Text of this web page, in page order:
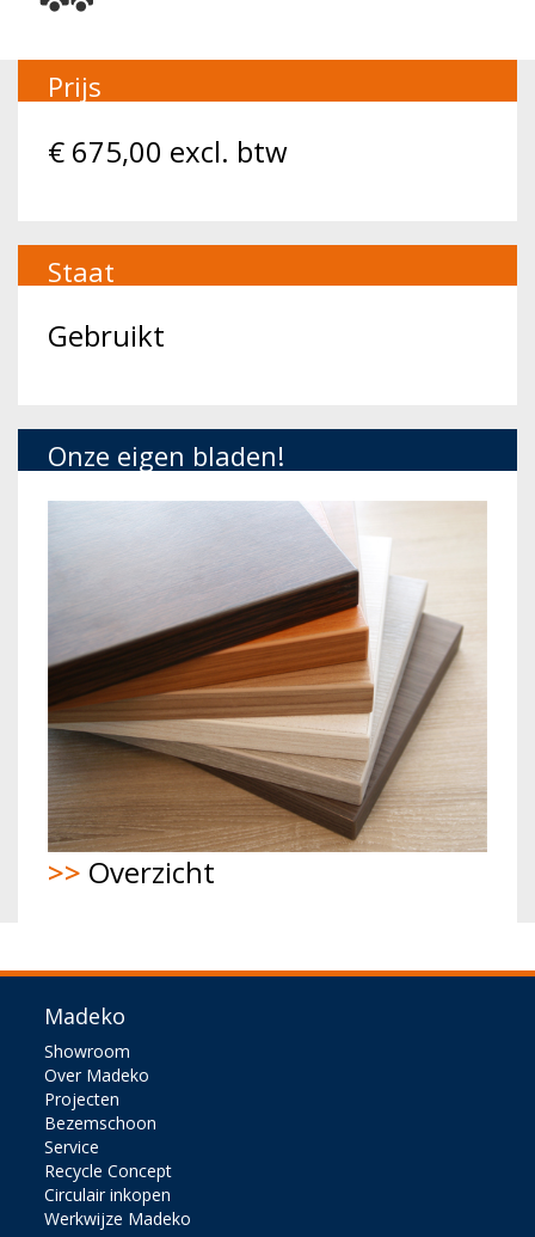
Prijs
€ 675,00 excl. btw
Staat
Gebruikt
Onze eigen bladen!
>> Overzicht
Madeko
Showroom
Over Madeko
Projecten
Bezemschoon
Service
Recycle Concept
Circulair inkopen
Werkwijze Madeko